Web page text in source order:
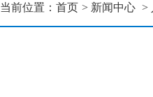
当前位置： 首页 > 新闻中心 >